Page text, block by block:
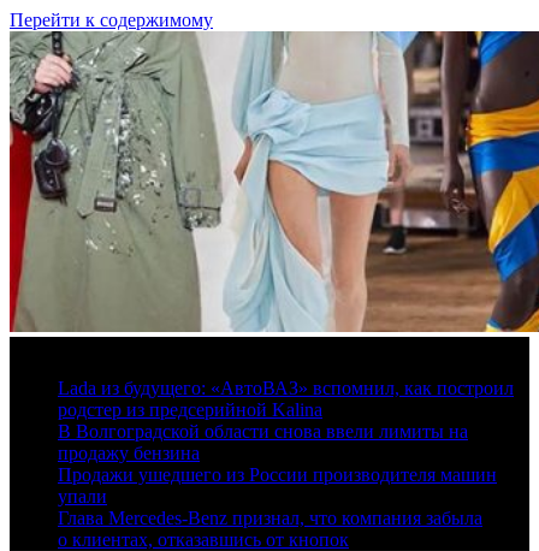
Перейти к содержимому
Lada из будущего: «АвтоВАЗ» вспомнил, как построил
родстер из предсерийной Kalina
В Волгоградской области снова ввели лимиты на
продажу бензина
Продажи ушедшего из России производителя машин
упали
Глава Mercedes-Benz признал, что компания забыла
о клиентах, отказавшись от кнопок